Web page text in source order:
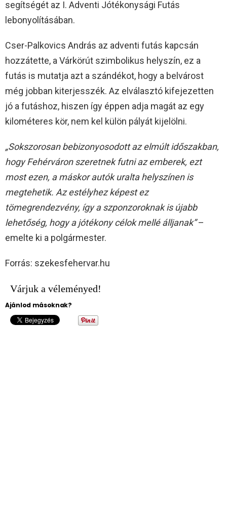
segítségét az I. Adventi Jótékonysági Futás
lebonyolításában.
Cser-Palkovics András az adventi futás kapcsán
hozzátette, a Várkörút szimbolikus helyszín, ez a
futás is mutatja azt a szándékot, hogy a belvárost
még jobban kiterjesszék. Az elválasztó kifejezetten
jó a futáshoz, hiszen így éppen adja magát az egy
kilométeres kör, nem kel külön pályát kijelölni.
„Sokszorosan bebizonyosodott az elmúlt időszakban,
hogy Fehérváron szeretnek futni az emberek, ezt
most ezen, a máskor autók uralta helyszínen is
megtehetik. Az estélyhez képest ez
tömegrendezvény, így a szponzoroknak is újabb
lehetőség, hogy a jótékony célok mellé álljanak”–
emelte ki a polgármester.
Forrás: szekesfehervar.hu
Várjuk a véleményed!
Ajánlod másoknak?